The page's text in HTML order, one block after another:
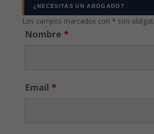
¿NECESITAS UN ABOGADO?
Los campos marcados con * son
Nombre *
Email *